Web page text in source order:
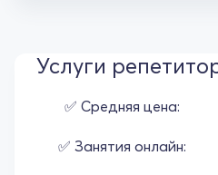
Услуги
✅ Средняя цена:
✅ Занятия онлайн: